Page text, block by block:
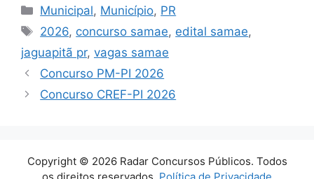
Categorias
Municipal, Município, PR
Tags
2026, concurso samae, edital samae,
jaguapitã pr, vagas samae
Concurso PM-PI 2026
Concurso CREF-PI 2026
Copyright © 2026 Radar Concursos Públicos. Todos